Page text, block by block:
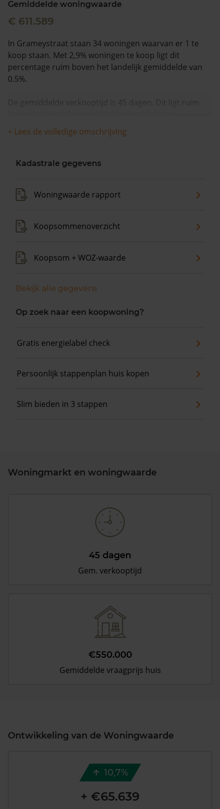
Gemiddelde woningwaarde
€ 611.589
In Grameystraat staan 34 woningen waarvan er 1 te
koop staan. Met 2,9% woningen te koop ligt dit
percentage ruim boven het landelijk gemiddelde van
0.5%.
De gemiddelde verkooptijd is 45 dagen. Dit ligt ruim
De gemiddelde huizenprijs is €550.000. De gemiddelde
de gemiddelde woningwaarde met 10,7% gestegen.
+ Lees de volledige omschrijving
Kadastrale gegevens
Woningwaarde rapport
Koopsommenoverzicht
Koopsom + WOZ-waarde
Bekijk alle gegevens
Op zoek naar een koopwoning?
Gratis energielabel check
Persoonlijk stappenplan huis kopen
Slim bieden in 3 stappen
Woningmarkt en woningwaarde
45 dagen
Gem. verkooptijd
€550.000
Gemiddelde vraagprijs huis
Ontwikkeling van de Woningwaarde
10,7%
+ €65.639